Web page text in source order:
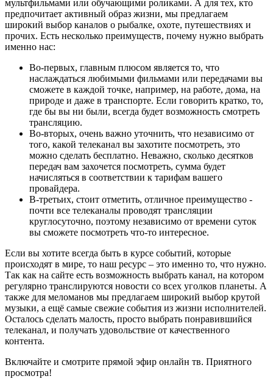
мультфильмами или обучающими роликами. А для тех, кто
предпочитает активный образ жизни, мы предлагаем
широкий выбор каналов о рыбалке, охоте, путешествиях и
прочих. Есть несколько преимуществ, почему нужно выбрать
именно нас:
Во-первых, главным плюсом является то, что
наслаждаться любимыми фильмами или передачами вы
сможете в каждой точке, например, на работе, дома, на
природе и даже в транспорте. Если говорить кратко, то,
где бы вы ни были, всегда будет возможность смотреть
трансляцию.
Во-вторых, очень важно уточнить, что независимо от
того, какой телеканал вы захотите посмотреть, это
можно сделать бесплатно. Неважно, сколько десятков
передач вам захочется посмотреть, сумма будет
начисляться в соответствии к тарифам вашего
провайдера.
В-третьих, стоит отметить, отличное преимущество -
почти все телеканалы проводят трансляции
круглосуточно, поэтому независимо от времени суток
вы сможете посмотреть что-то интересное.
Если вы хотите всегда быть в курсе событий, которые
происходят в мире, то наш ресурс – это именно то, что нужно.
Так как на сайте есть возможность выбрать канал, на котором
регулярно транслируются новости со всех уголков планеты. А
также для меломанов мы предлагаем широкий выбор крутой
музыки, а ещё самые свежие события из жизни исполнителей.
Осталось сделать малость, просто выбрать понравившийся
телеканал, и получать удовольствие от качественного
контента.
Включайте и смотрите прямой эфир онлайн тв. Приятного
просмотра!